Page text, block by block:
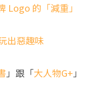
Logo 的「減重」
出惡趣味
」跟「大人物G+ 」